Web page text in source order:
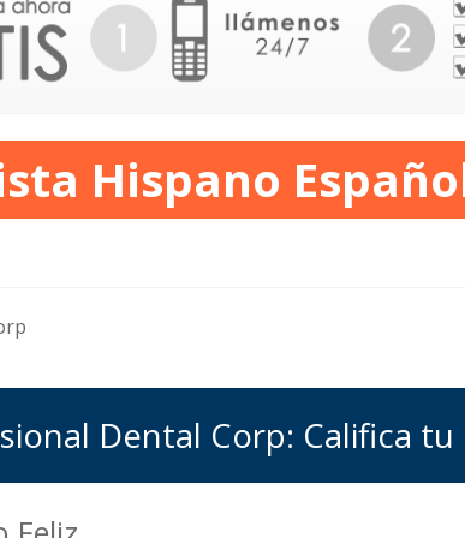
Hispano
Dental Corp: Califica tu